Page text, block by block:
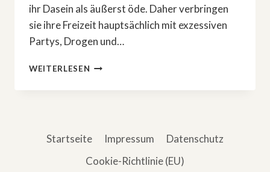
ihr Dasein als äußerst öde. Daher verbringen
sie ihre Freizeit hauptsächlich mit exzessiven
Partys, Drogen und…
WEITERLESEN WEITER
NORWEGISCHE
Startseite Impressum
Datenschutz
Cookie-Richtlinie (EU)